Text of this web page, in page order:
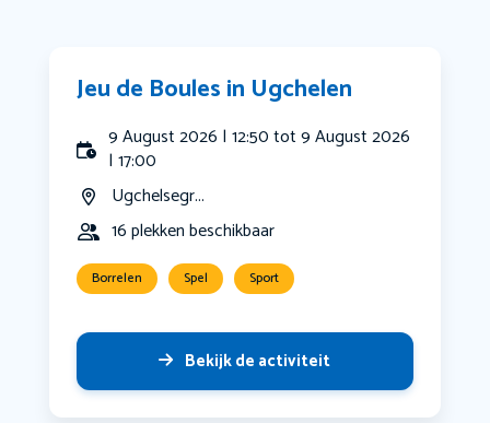
Jeu de Boules in Ugchelen
9 August 2026 | 12:50 tot 9 August 2026
| 17:00
Ugchelsegr...
16 plekken beschikbaar
Borrelen Spel Sport
Bekijk de activiteit